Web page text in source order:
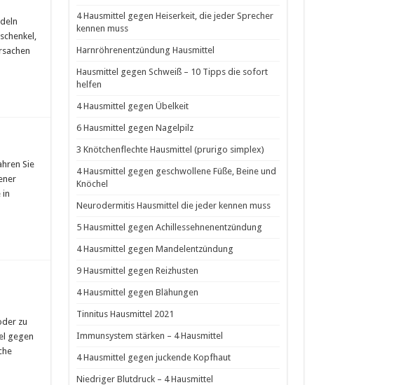
Sie
in
zu
gegen
4 Hausmittel gegen Heiserkeit, die jeder Sprecher
kennen muss
Harnröhrenentzündung Hausmittel
Hausmittel gegen Schweiß – 10 Tipps die sofort
helfen
4 Hausmittel gegen Übelkeit
6 Hausmittel gegen Nagelpilz
3 Knötchenflechte Hausmittel (prurigo simplex)
4 Hausmittel gegen geschwollene Füße, Beine und
Knöchel
Neurodermitis Hausmittel die jeder kennen muss
5 Hausmittel gegen Achillessehnenentzündung
4 Hausmittel gegen Mandelentzündung
9 Hausmittel gegen Reizhusten
4 Hausmittel gegen Blähungen
Tinnitus Hausmittel 2021
Immunsystem stärken – 4 Hausmittel
4 Hausmittel gegen juckende Kopfhaut
Niedriger Blutdruck – 4 Hausmittel